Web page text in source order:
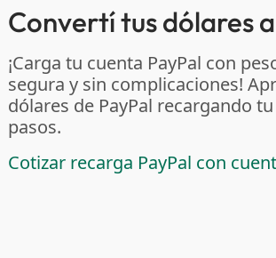
Convertí tus dólares
¡Carga tu cuenta PayPal con
segura y sin complicaciones!
dólares de PayPal recargando
pasos.
Cotizar recarga PayPal con